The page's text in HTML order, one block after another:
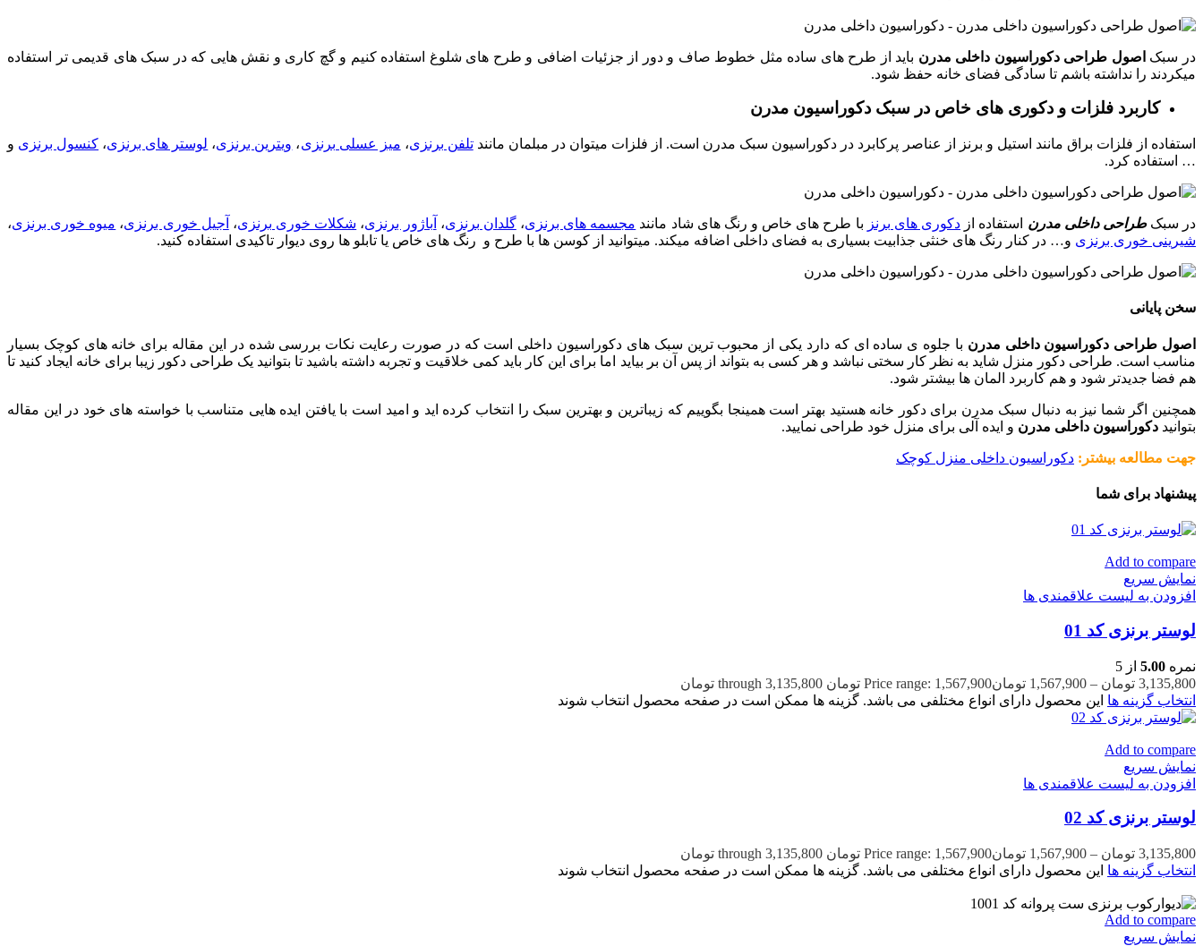
در سبک اصول طراحی دکوراسیون داخلی مدرن باید از طرح های ساده مثل خطوط صاف و دور از جزئیات اضافی و طرح های شلوغ استفاده کنیم و گچ کاری و نقش هایی که در سبک های قدیمی تر استفاده
میکردند را نداشته باشم تا سادگی فضای خانه حفظ شود.
کاربرد فلزات و دکوری های خاص در سبک دکوراسیون مدرن
استفاده از فلزات براق مانند استیل و برنز از عناصر پرکابرد در دکوراسیون سبک مدرن است. از فلزات میتوان در مبلمان مانندتلفن برنزی، میز عسلی برنزی، ویترین برنزی، لوستر های برنزی، کنسول برنزی و
… استفاده کرد.
در سبکطراحی داخلی مدرن استفاده از دکوری های برنز با طرح های خاص و رنگ های شاد مانند مجسمه های برنزی،گلدان برنزی، آباژور برنزی، شکلات خوری برنزی، آجیل خوری برنزی، میوه خوری برنزی،
شیرینی خوری برنزی و… در کنار رنگ های خنثی جذابیت بسیاری به فضای داخلی اضافه میکند. میتوانید از کوسن ها با طرح و رنگ های خاص یا تابلو ها روی دیوار تاکیدی استفاده کنید.
سخن پایانی
اصول طراحی دکوراسیون داخلی مدرن با جلوه ی ساده ای که دارد یکی از محبوب ترین سبک های دکوراسیون داخلی است که در صورت رعایت نکات بررسی شده در این مقاله برای خانه های کوچک بسیار
مناسب است. طراحی دکور منزل شاید به نظر کار سختی نباشد و هر کسی به بتواند از پس آن بر بیاید اما برای این کار باید کمی خلاقیت و تجربه داشته باشید تا بتوانید یک طراحی دکور زیبا برای خانه ایجاد کنید تا
هم فضا جدیدتر شود و هم کاربرد المان ها بیشتر شود.
همچنین اگر شما نیز به دنبال سبک مدرن برای دکور خانه هستید بهتر است همینجا بگوییم که زیباترین و بهترین سبک را انتخاب کرده اید و امید است با یافتن ایده هایی متناسب با خواسته های خود در این مقاله
بتوانید دکوراسیون داخلی مدرن و ایده آلی برای منزل خود طراحی نمایید.
جهت مطالعه بیشتر: دکوراسیون داخلی منزل کوچک
پیشنهاد برای شما
Add to compare
نمایش سریع
افزودن به لیست علاقمندی ها
لوستر برنزی کد 01
نمره 5.00 از 5
3,135,800 تومان –
1,567,900 تومانPrice range: 1,567,900 تومان through 3,135,800 تومان
انتخاب گزینه ها این محصول دارای انواع مختلفی می باشد. گزینه ها ممکن است در صفحه محصول انتخاب شوند
Add to compare
نمایش سریع
افزودن به لیست علاقمندی ها
لوستر برنزی کد 02
3,135,800 تومان –
1,567,900 تومانPrice range: 1,567,900 تومان through 3,135,800 تومان
انتخاب گزینه ها این محصول دارای انواع مختلفی می باشد. گزینه ها ممکن است در صفحه محصول انتخاب شوند
Add to compare
نمایش سریع